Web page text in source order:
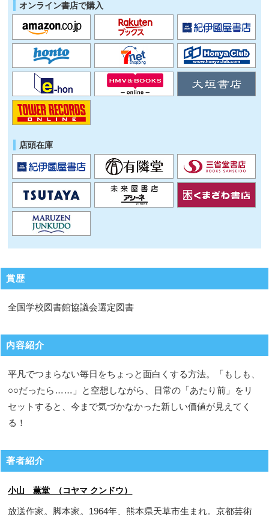
オンライン書店で購入
店頭在庫
賞歴
全国学校図書館協議会選定図書
内容紹介
平凡でつまらない毎日をちょっと面白くする方法。「もしも、
○○だったら……」と空想しながら、日常の「あたり前」をリ
セットすると、今まで気づかなかった新しい価値が見えてく
る！
著者紹介
小山 薫堂 （コヤマ クンドウ）
放送作家。脚本家。1964年、熊本県天草市生まれ。京都芸術